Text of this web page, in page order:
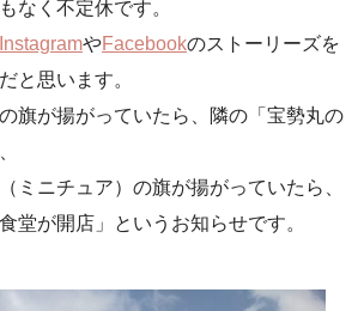
なく不定休です。
InstagramやFacebookのストーリーズを
と思います。
旗が揚がっていたら、隣の「宝勢丸の
ミニチュア）の旗が揚がっていたら、
堂が開店」というお知らせです。